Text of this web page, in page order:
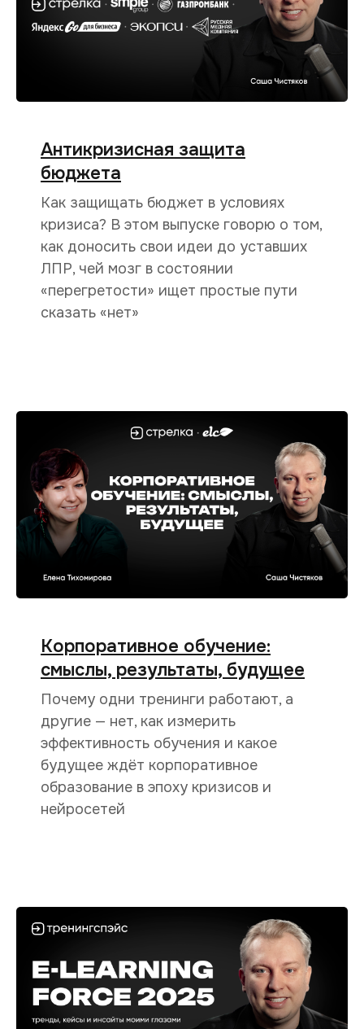
Антикризисная защита
бюджета
Как защищать бюджет в условиях
кризиса? В этом выпуске говорю о том,
как доносить свои идеи до уставших
ЛПР, чей мозг в состоянии
«перегретости» ищет простые пути
сказать «нет»
Корпоративное обучение:
смыслы, результаты, будущее
Почему одни тренинги работают, а
другие — нет, как измерить
эффективность обучения и какое
будущее ждёт корпоративное
образование в эпоху кризисов и
нейросетей